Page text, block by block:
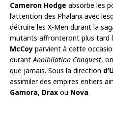
Cameron Hodge absorbe les
l’attention des Phalanx avec
détruire les X-Men durant la
mutants affronteront plus tard
McCoy parvient à cette
durantAnnihilation Conquest,
que jamais. Sous la direction
assimiler des empires entiers
Gamora, Drax ou Nova.